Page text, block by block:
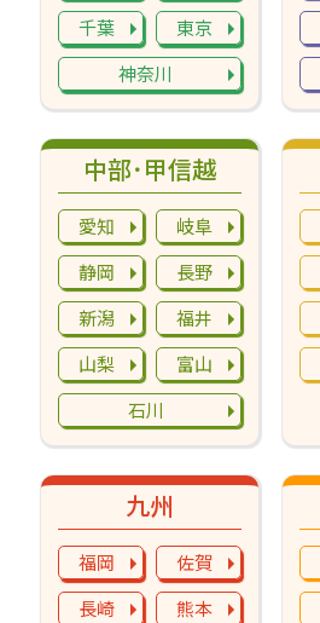
九州
福岡
佐賀
長崎
熊本
中部･甲信越
愛知
岐阜
静岡
長野
新潟
福井
山梨
富山
石川
千葉
東京
神奈川